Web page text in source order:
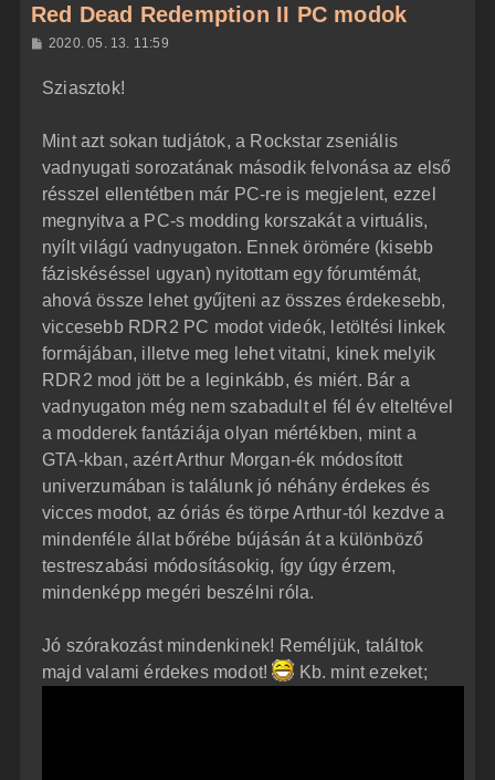
Red Dead Redemption II PC modok
H
z
z
ó
l
s
2020. 05. 13. 11:59
Sziasztok!
Mint azt sokan tudjátok, a Rockstar zseniális
vadnyugati sorozatának második felvonása az első
résszel ellentétben már PC-re is megjelent, ezzel
megnyitva a PC-s modding korszakát a virtuális,
nyílt világú vadnyugaton. Ennek örömére (kisebb
fáziskéséssel ugyan) nyitottam egy fórumtémát,
ahová össze lehet gyűjteni az összes érdekesebb,
viccesebb RDR2 PC modot videók, letöltési linkek
formájában, illetve meg lehet vitatni, kinek melyik
RDR2 mod jött be a leginkább, és miért. Bár a
vadnyugaton még nem szabadult el fél év elteltével
a modderek fantáziája olyan mértékben, mint a
GTA-kban, azért Arthur Morgan-ék módosított
univerzumában is találunk jó néhány érdekes és
vicces modot, az óriás és törpe Arthur-tól kezdve a
mindenféle állat bőrébe bújásán át a különböző
testreszabási módosításokig, így úgy érzem,
mindenképp megéri beszélni róla.
Jó szórakozást mindenkinek! Reméljük, találtok
majd valami érdekes modot!
Kb. mint ezeket;